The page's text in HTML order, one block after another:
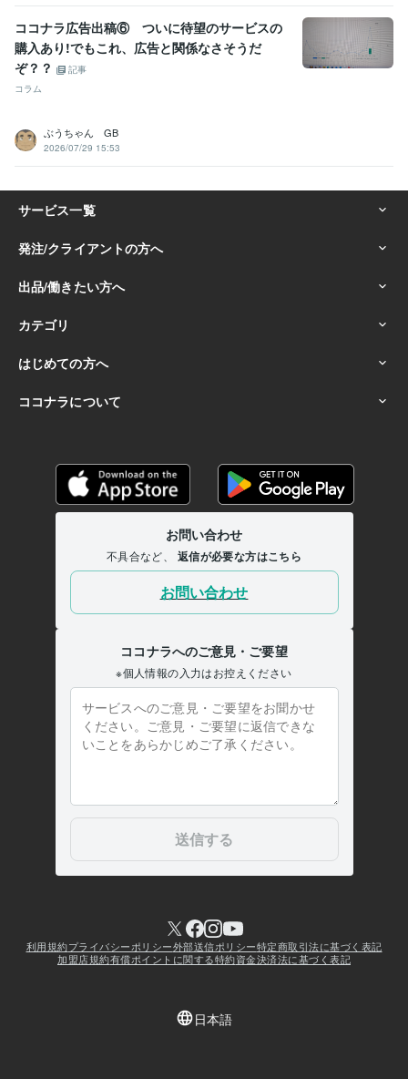
ココナラ広告出稿⑥ ついに待望のサービスの
購入あり!でもこれ、広告と関係なさそうだ
ぞ？？
記事
コラム
ぶうちゃん GB
2026/07/29 15:53